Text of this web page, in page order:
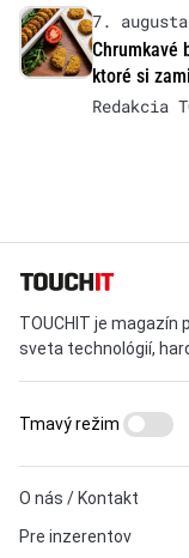
7.
Chrumkavé
ktoré si
Redakcia
TOUCHIT je magazín
sveta technológií,
O nás / Kontakt
Pre inzerentov
Tmavý režim